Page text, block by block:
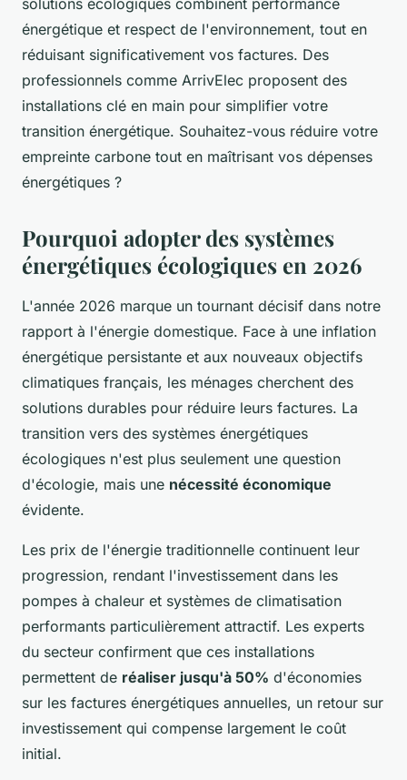
énergétique et respect de l'environnement, tout en
réduisant significativement vos factures. Des
professionnels comme ArrivElec proposent des
installations clé en main pour simplifier votre
transition énergétique. Souhaitez-vous réduire votre
empreinte carbone tout en maîtrisant vos dépenses
énergétiques ?
Pourquoi adopter des systèmes
énergétiques écologiques en 2026
L'année 2026 marque un tournant décisif dans notre
rapport à l'énergie domestique. Face à une inflation
énergétique persistante et aux nouveaux objectifs
climatiques français, les ménages cherchent des
solutions durables pour réduire leurs factures. La
transition vers des systèmes énergétiques
écologiques n'est plus seulement une question
d'écologie, mais une nécessité économique
évidente.
Les prix de l'énergie traditionnelle continuent leur
progression, rendant l'investissement dans les
pompes à chaleur et systèmes de climatisation
performants particulièrement attractif. Les experts
du secteur confirment que ces installations
permettent de réaliser jusqu'à 50% d'économies
sur les factures énergétiques annuelles, un retour sur
investissement qui compense largement le coût
initial.